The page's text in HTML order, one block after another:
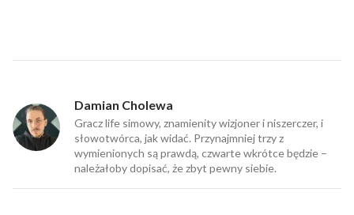
Damian Cholewa
Gracz life simowy, znamienity wizjoner i niszerczer, i
słowotwórca, jak widać. Przynajmniej trzy z
wymienionych są prawdą, czwarte wkrótce będzie –
należałoby dopisać, że zbyt pewny siebie.